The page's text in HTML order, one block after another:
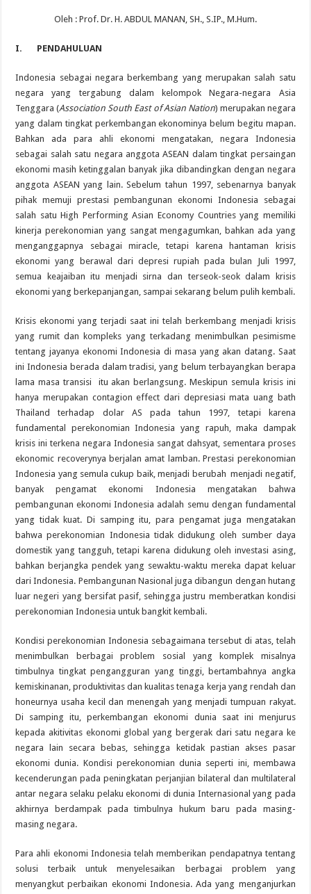
Oleh : Prof. Dr. H. ABDUL MANAN, SH., S.IP., M.Hum.
I. PENDAHULUAN
Indonesia sebagai negara berkembang yang merupakan salah satu
negara yang tergabung dalam kelompok Negara-negara Asia
Tenggara (Association South East of Asian Nation) merupakan negara
yang dalam tingkat perkembangan ekonominya belum begitu mapan.
Bahkan ada para ahli ekonomi mengatakan, negara Indonesia
sebagai salah satu negara anggota ASEAN dalam tingkat persaingan
ekonomi masih ketinggalan banyak jika dibandingkan dengan negara
anggota ASEAN yang lain. Sebelum tahun 1997, sebenarnya banyak
pihak memuji prestasi pembangunan ekonomi Indonesia sebagai
salah satu High Performing Asian Economy Countries yang memiliki
kinerja perekonomian yang sangat mengagumkan, bahkan ada yang
menganggapnya sebagai miracle, tetapi karena hantaman krisis
ekonomi yang berawal dari depresi rupiah pada bulan Juli 1997,
semua keajaiban itu menjadi sirna dan terseok-seok dalam krisis
ekonomi yang berkepanjangan, sampai sekarang belum pulih kembali.
Krisis ekonomi yang terjadi saat ini telah berkembang menjadi krisis
yang rumit dan kompleks yang terkadang menimbulkan pesimisme
tentang jayanya ekonomi Indonesia di masa yang akan datang. Saat
ini Indonesia berada dalam tradisi, yang belum terbayangkan berapa
lama masa transisi itu akan berlangsung. Meskipun semula krisis ini
hanya merupakan contagion effect dari depresiasi mata uang bath
Thailand terhadap dolar AS pada tahun 1997, tetapi karena
fundamental perekonomian Indonesia yang rapuh, maka dampak
krisis ini terkena negara Indonesia sangat dahsyat, sementara proses
ekonomic recoverynya berjalan amat lamban. Prestasi perekonomian
Indonesia yang semula cukup baik, menjadi berubah menjadi negatif,
banyak pengamat ekonomi Indonesia mengatakan bahwa
pembangunan ekonomi Indonesia adalah semu dengan fundamental
yang tidak kuat. Di samping itu, para pengamat juga mengatakan
bahwa perekonomian Indonesia tidak didukung oleh sumber daya
domestik yang tangguh, tetapi karena didukung oleh investasi asing,
bahkan berjangka pendek yang sewaktu-waktu mereka dapat keluar
dari Indonesia. Pembangunan Nasional juga dibangun dengan hutang
luar negeri yang bersifat pasif, sehingga justru memberatkan kondisi
perekonomian Indonesia untuk bangkit kembali.
Kondisi perekonomian Indonesia sebagaimana tersebut di atas, telah
menimbulkan berbagai problem sosial yang komplek misalnya
timbulnya tingkat pengangguran yang tinggi, bertambahnya angka
kemiskinanan, produktivitas dan kualitas tenaga kerja yang rendah dan
honeurnya usaha kecil dan menengah yang menjadi tumpuan rakyat.
Di samping itu, perkembangan ekonomi dunia saat ini menjurus
kepada akitivitas ekonomi global yang bergerak dari satu negara ke
negara lain secara bebas, sehingga ketidak pastian akses pasar
ekonomi dunia. Kondisi perekonomian dunia seperti ini, membawa
kecenderungan pada peningkatan perjanjian bilateral dan multilateral
antar negara selaku pelaku ekonomi di dunia Internasional yang pada
akhirnya berdampak pada timbulnya hukum baru pada masing-
masing negara.
Para ahli ekonomi Indonesia telah memberikan pendapatnya tentang
solusi terbaik untuk menyelesaikan berbagai problem yang
menyangkut perbaikan ekonomi Indonesia. Ada yang menganjurkan